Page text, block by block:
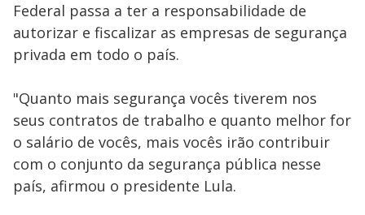
Federal passa a ter a responsabilidade de
autorizar e fiscalizar as empresas de segurança
privada em todo o país.
"Quanto mais segurança vocês tiverem nos
seus contratos de trabalho e quanto melhor for
o salário de vocês, mais vocês irão contribuir
com o conjunto da segurança pública nesse
país, afirmou o presidente Lula.